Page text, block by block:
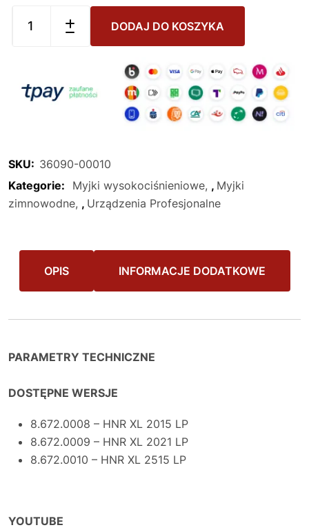
DODAJ DO KOSZYKA
SKU: 36090-00010
Kategorie:
Myjki wysokociśnieniowe , Myjki
zimnowodne , Urządzenia Profesjonalne
OPIS INFORMACJE DODATKOWE
PARAMETRY TECHNICZNE
DOSTĘPNE WERSJE
8.672.0008 – HNR XL 2015 LP
8.672.0009 – HNR XL 2021 LP
8.672.0010 – HNR XL 2515 LP
YOUTUBE